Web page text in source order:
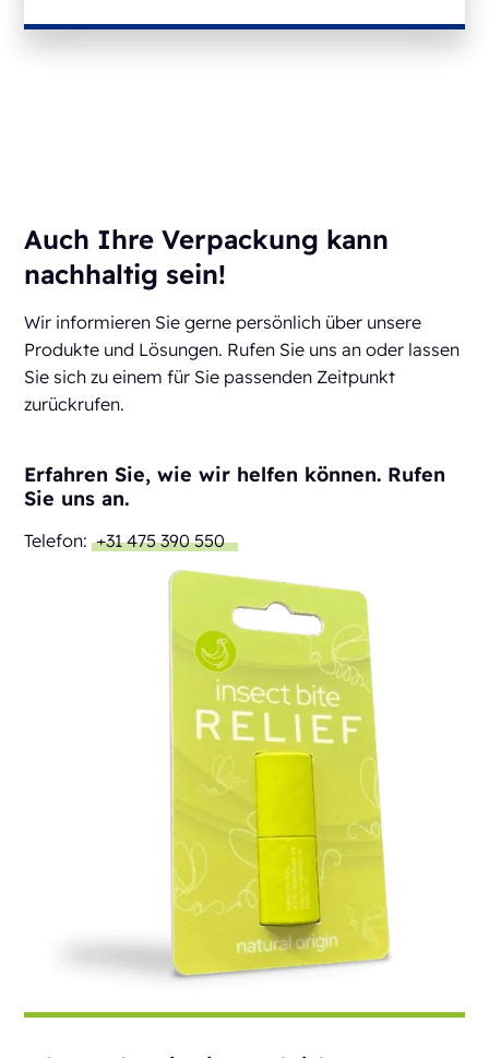
Auch Ihre Verpackung kann
nachhaltig sein!
Wir informieren Sie gerne persönlich über unsere
Produkte und Lösungen. Rufen Sie uns an oder lassen
Sie sich zu einem für Sie passenden Zeitpunkt
zurückrufen.
Erfahren Sie, wie wir helfen können. Rufen
Sie uns an.
Telefon: +31 475 390 550